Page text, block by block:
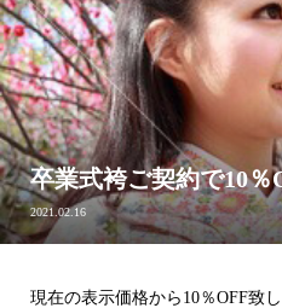
卒業式袴ご契約で10
2021.02.16
現在の表示価格から10％OFF致し